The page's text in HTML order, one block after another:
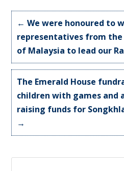
←We were honoured to
representatives from the
of Malaysia to lead our
The Emerald House
children with games and
raising funds for
→